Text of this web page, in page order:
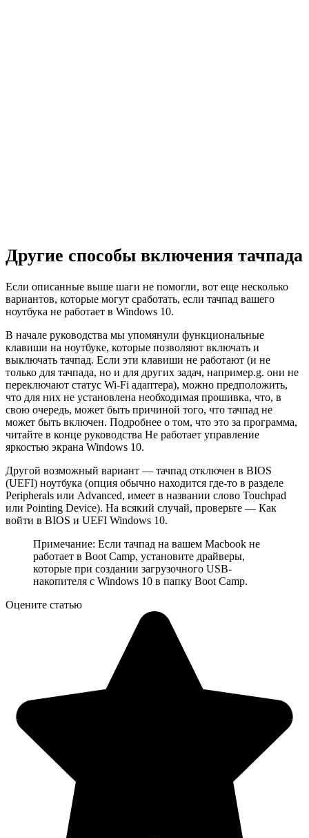
Другие способы включения тачпада
Если описанные выше шаги не помогли, вот еще несколько
вариантов, которые могут сработать, если тачпад вашего
ноутбука не работает в Windows 10.
В начале руководства мы упомянули функциональные
клавиши на ноутбуке, которые позволяют включать и
выключать тачпад. Если эти клавиши не работают (и не
только для тачпада, но и для других задач, например.g. они не
переключают статус Wi-Fi адаптера), можно предположить,
что для них не установлена необходимая прошивка, что, в
свою очередь, может быть причиной того, что тачпад не
может быть включен. Подробнее о том, что это за программа,
читайте в конце руководства Не работает управление
яркостью экрана Windows 10.
Другой возможный вариант — тачпад отключен в BIOS
(UEFI) ноутбука (опция обычно находится где-то в разделе
Peripherals или Advanced, имеет в названии слово Touchpad
или Pointing Device). На всякий случай, проверьте — Как
войти в BIOS и UEFI Windows 10.
Примечание: Если тачпад на вашем Macbook не
работает в Boot Camp, установите драйверы,
которые при создании загрузочного USB-
накопителя с Windows 10 в папку Boot Camp.
Оцените статью